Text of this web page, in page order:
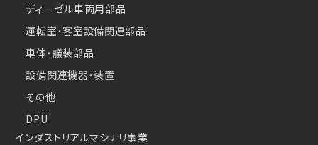
ディーゼル車両用部品
運転室・客室設備関連部品
車体・艤装部品
設備関連機器・装置
その他
DPU
インダストリアルマシナリ事業